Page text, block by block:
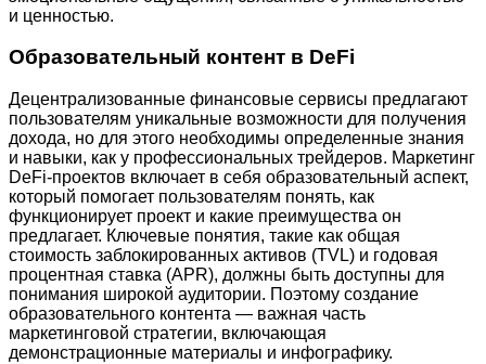
и ценностью.
Образовательный контент в DeFi
Децентрализованные финансовые сервисы предлагают
пользователям уникальные возможности для получения
дохода, но для этого необходимы определенные знания
и навыки, как у профессиональных трейдеров. Маркетинг
DeFi-проектов включает в себя образовательный аспект,
который помогает пользователям понять, как
функционирует проект и какие преимущества он
предлагает. Ключевые понятия, такие как общая
стоимость заблокированных активов (TVL) и годовая
процентная ставка (APR), должны быть доступны для
понимания широкой аудитории. Поэтому создание
образовательного контента — важная часть
маркетинговой стратегии, включающая
демонстрационные материалы и инфографику.